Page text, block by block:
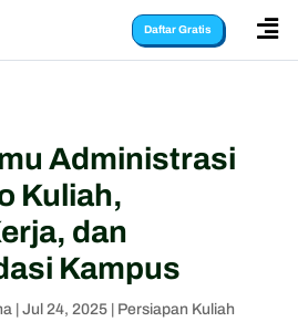
Daftar Gratis 
Administrasi
Kuliah,
dan
Kampus
| Jul 24, 2025| Persiapan Kuliah